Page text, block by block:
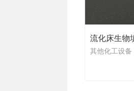
流化床生物
其他化工设备